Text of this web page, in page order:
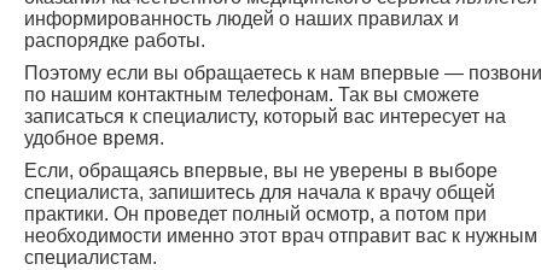
информированность людей о наших правилах и
распорядке работы.
Поэтому если вы обращаетесь к нам впервые —
по нашим контактным телефонам. Так вы сможете
записаться к специалисту, который вас интересует на
удобное время.
Если, обращаясь впервые, вы не уверены в выборе
специалиста, запишитесь для начала к врачу общей
практики. Он проведет полный осмотр, а потом при
необходимости именно этот врач отправит вас к нужным
специалистам.